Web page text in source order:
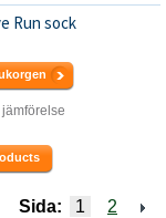
Run sock
Sida: 1 2